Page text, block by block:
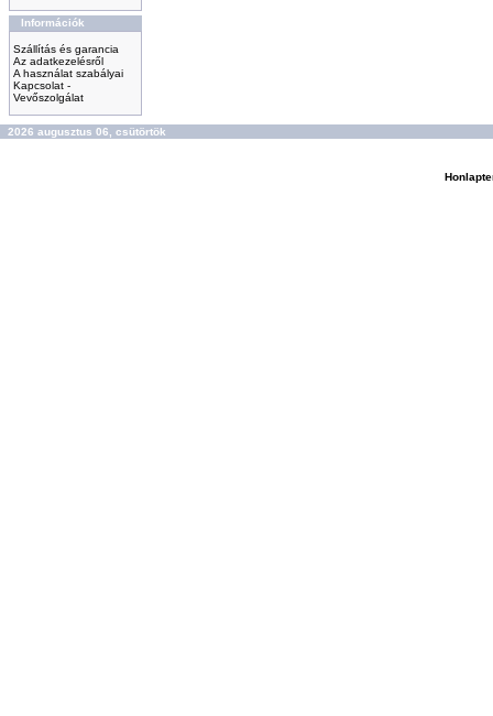
Információk
Szállítás és garancia
Az adatkezelésről
A használat szabályai
Kapcsolat -
Vevőszolgálat
2026 augusztus 06, csütörtök